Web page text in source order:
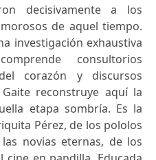
decisivamente a los
de aquel tiempo.
investigación exhaustiva
consultorios
corazón y discursos
reconstruye aquí la
etapa sombría. Es la
Pérez, de los pololos
novias eternas, de los